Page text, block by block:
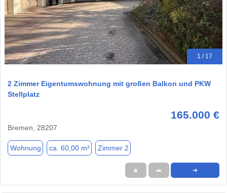
1 / 17
2 Zimmer Eigentumswohnung mit großen Balkon und PKW
Stellplatz
165.000 €
Bremen, 28207
Wohnung ca. 60,00 m² Zimmer 2
★ ➦ ➜